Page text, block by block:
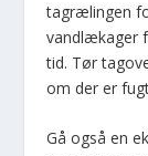
tagrælingen
vandlækager
tid. Tør
om der er
Gå også en